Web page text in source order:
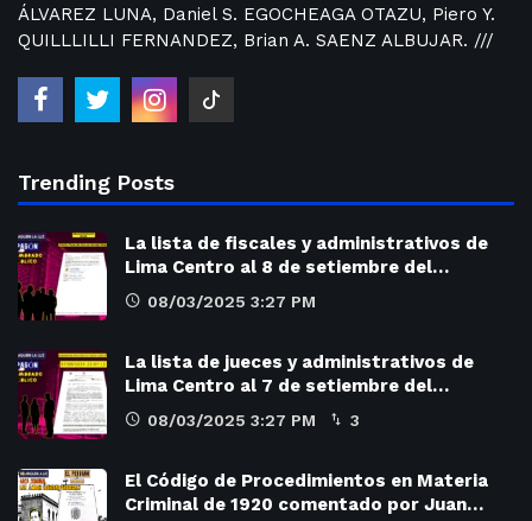
ÁLVAREZ LUNA, Daniel S. EGOCHEAGA OTAZU, Piero Y.
QUILLLILLI FERNANDEZ, Brian A. SAENZ ALBUJAR. ///
Trending Posts
La lista de fiscales y administrativos de
Lima Centro al 8 de setiembre del…
08/03/2025 3:27 PM
La lista de jueces y administrativos de
Lima Centro al 7 de setiembre del…
08/03/2025 3:27 PM 3
El Código de Procedimientos en Materia
Criminal de 1920 comentado por Juan…